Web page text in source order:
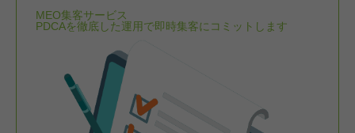
MEO集客サービス
PDCAを徹底した運用で即時集客にコミットします